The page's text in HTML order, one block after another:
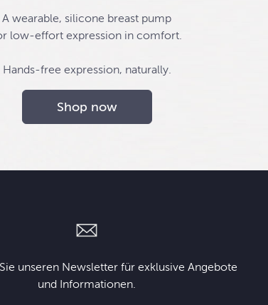
A wearable, silicone breast pump
low-effort expression in comfort.
Hands-free expression, naturally.
Shop now
unseren Newsletter für exklusive Angebote
und Informationen.